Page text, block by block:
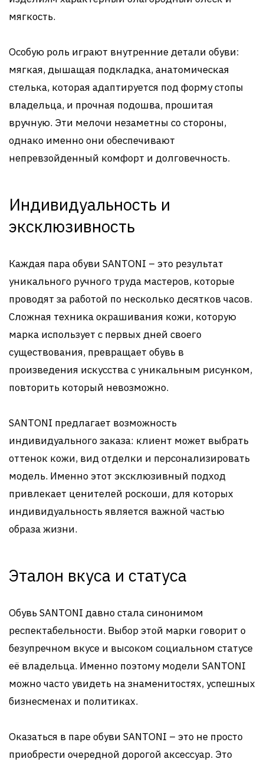
мягкость.
Особую роль играют внутренние детали обуви:
мягкая, дышащая подкладка, анатомическая
стелька, которая адаптируется под форму стопы
владельца, и прочная подошва, прошитая
вручную. Эти мелочи незаметны со стороны,
однако именно они обеспечивают
непревзойденный комфорт и долговечность.
Индивидуальность и
эксклюзивность
Каждая пара обуви SANTONI – это результат
уникального ручного труда мастеров, которые
проводят за работой по несколько десятков часов.
Сложная техника окрашивания кожи, которую
марка использует с первых дней своего
существования, превращает обувь в
произведения искусства с уникальным рисунком,
повторить который невозможно.
SANTONI предлагает возможность
индивидуального заказа: клиент может выбрать
оттенок кожи, вид отделки и персонализировать
модель. Именно этот эксклюзивный подход
привлекает ценителей роскоши, для которых
индивидуальность является важной частью
образа жизни.
Эталон вкуса и статуса
Обувь SANTONI давно стала синонимом
респектабельности. Выбор этой марки говорит о
безупречном вкусе и высоком социальном статусе
её владельца. Именно поэтому модели SANTONI
можно часто увидеть на знаменитостях, успешных
бизнесменах и политиках.
Оказаться в паре обуви SANTONI – это не просто
приобрести очередной дорогой аксессуар. Это